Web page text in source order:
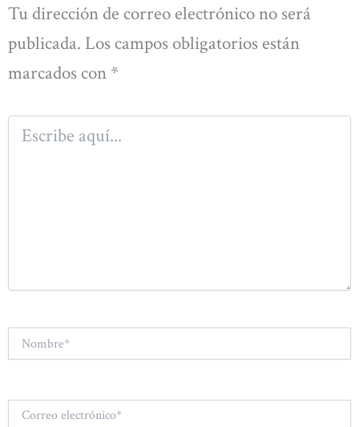
Tu dirección de correo electrónico no será
publicada. Los campos obligatorios están
marcados con *
Escribe
aquí...
Correo
electrónico*